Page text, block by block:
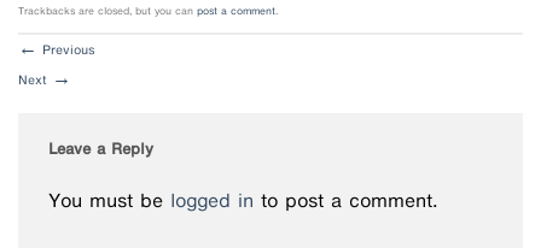
Trackbacks are closed, but you canpost a comment.
← Previous
Next →
Leave a Reply
You must be logged in to post a comment.